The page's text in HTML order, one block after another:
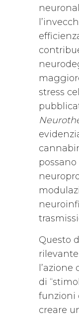
stress
Questo
di
funzioni
creare